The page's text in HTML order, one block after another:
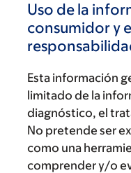
Uso de la
consumidor y
Esta información
limitado de la
diagnóstico, el
No pretende ser
como una
comprender y/o